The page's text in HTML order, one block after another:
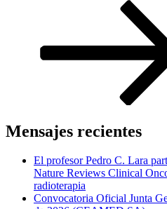
Mensajes recientes
El profesor Pedro C. Lara
Nature Reviews Clinical
radioterapia
Convocatoria Oficial Junta